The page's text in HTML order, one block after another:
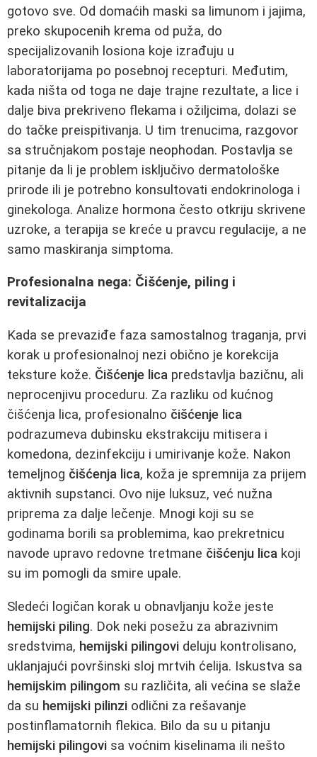
gotovo sve. Od domaćih maski sa limunom i jajima,
preko skupocenih krema od puža, do
specijalizovanih losiona koje izrađuju u
laboratorijama po posebnoj recepturi. Međutim,
kada ništa od toga ne daje trajne rezultate, a lice i
dalje biva prekriveno flekama i ožiljcima, dolazi se
do tačke preispitivanja. U tim trenucima, razgovor
sa stručnjakom postaje neophodan. Postavlja se
pitanje da li je problem isključivo dermatološke
prirode ili je potrebno konsultovati endokrinologa i
ginekologa. Analize hormona često otkriju skrivene
uzroke, a terapija se kreće u pravcu regulacije, a ne
samo maskiranja simptoma.
Profesionalna nega: Čišćenje, piling i
revitalizacija
Kada se prevaziđe faza samostalnog traganja, prvi
korak u profesionalnoj nezi obično je korekcija
teksture kože. Čišćenje lica predstavlja bazičnu, ali
neprocenjivu proceduru. Za razliku od kućnog
čišćenja lica, profesionalno čišćenje lica
podrazumeva dubinsku ekstrakciju mitisera i
komedona, dezinfekciju i umirivanje kože. Nakon
temeljnog čišćenja lica, koža je spremnija za prijem
aktivnih supstanci. Ovo nije luksuz, već nužna
priprema za dalje lečenje. Mnogi koji su se
godinama borili sa problemima, kao prekretnicu
navode upravo redovne tretmane čišćenju lica koji
su im pomogli da smire upale.
Sledeći logičan korak u obnavljanju kože jeste
hemijski piling. Dok neki posežu za abrazivnim
sredstvima, hemijski pilingovi deluju kontrolisano,
uklanjajući površinski sloj mrtvih ćelija. Iskustva sa
hemijskim pilingom su različita, ali većina se slaže
da su hemijski pilinzi odlični za rešavanje
postinflamatornih flekica. Bilo da su u pitanju
hemijski pilingovi sa voćnim kiselinama ili nešto